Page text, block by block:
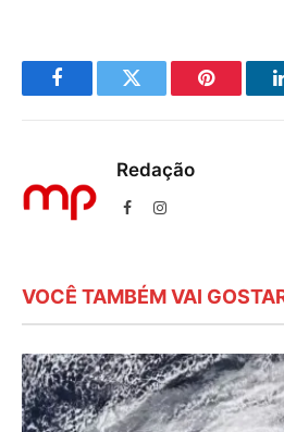
FacebookTwitter Pinterest
Redação
FacebookInstagram
VOCÊ TAMBÉM VAI